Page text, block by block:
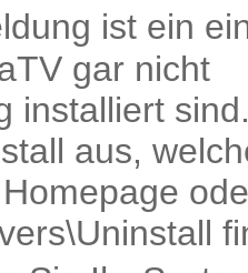
ist ein
gar nicht
installiert
aus,